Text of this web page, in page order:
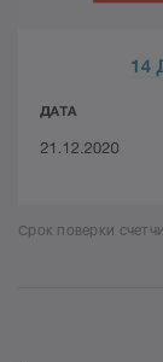
Срок поверки